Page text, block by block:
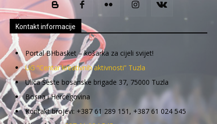
Kontakt informacije
Portal BHbasket – košarka za cijeli svijet!
UG “Centar kreativnih aktivnosti” Tuzla
Ulica Šeste bosanske brigade 37, 75000 Tuzla
Bosna i Hercegovina
Kontakt brojevi: +387 61 289 151, +387 61 024 545